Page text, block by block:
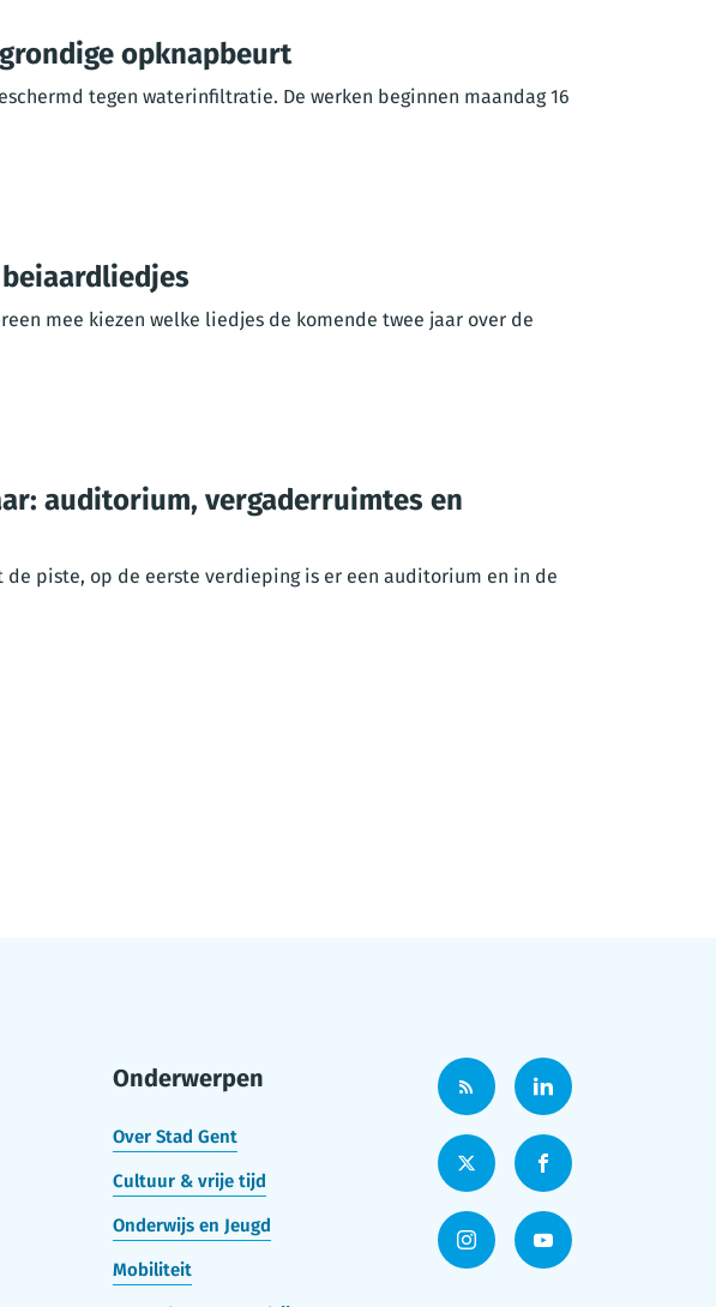
opknapbeurt
tegen waterinfiltratie. De werken beginnen maandag 16
mee kiezen welke liedjes de komende twee jaar over de
auditorium, vergaderruimtes en
piste, op de eerste verdieping is er een auditorium en in de
Onderwerpen
Over Stad Gent
Cultuur & vrije tijd
Onderwijs en Jeugd
Mobiliteit